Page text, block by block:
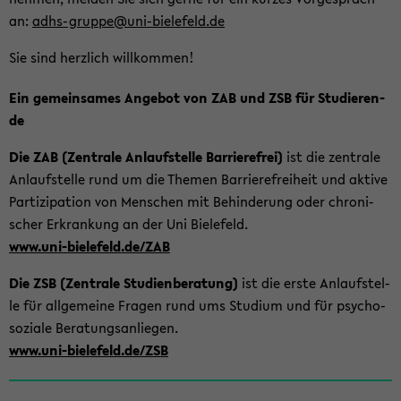
an: adhs-​gruppe@uni-​bielefeld.de
Sie sind herz­lich will­kom­men!
Ein ge­mein­sa­mes An­ge­bot von ZAB und ZSB für Stu­die­ren­
de
Die ZAB (Zen­tra­le An­lauf­stel­le Bar­rie­re­frei) ist die zen­tra­le
An­lauf­stel­le rund um die The­men Bar­rie­re­frei­heit und ak­ti­ve
Par­ti­zi­pa­ti­on von Men­schen mit Be­hin­de­rung oder chro­ni­
scher Er­kran­kung an der Uni Bie­le­feld.
www.uni-​bielefeld.de/ZAB
Die ZSB (Zen­tra­le Stu­di­en­be­ra­tung) ist die erste An­lauf­stel­
le für all­ge­mei­ne Fra­gen rund ums Stu­di­um und für psy­cho­
so­zia­le Be­ra­tungs­an­lie­gen.
www.uni-​bielefeld.de/ZSB